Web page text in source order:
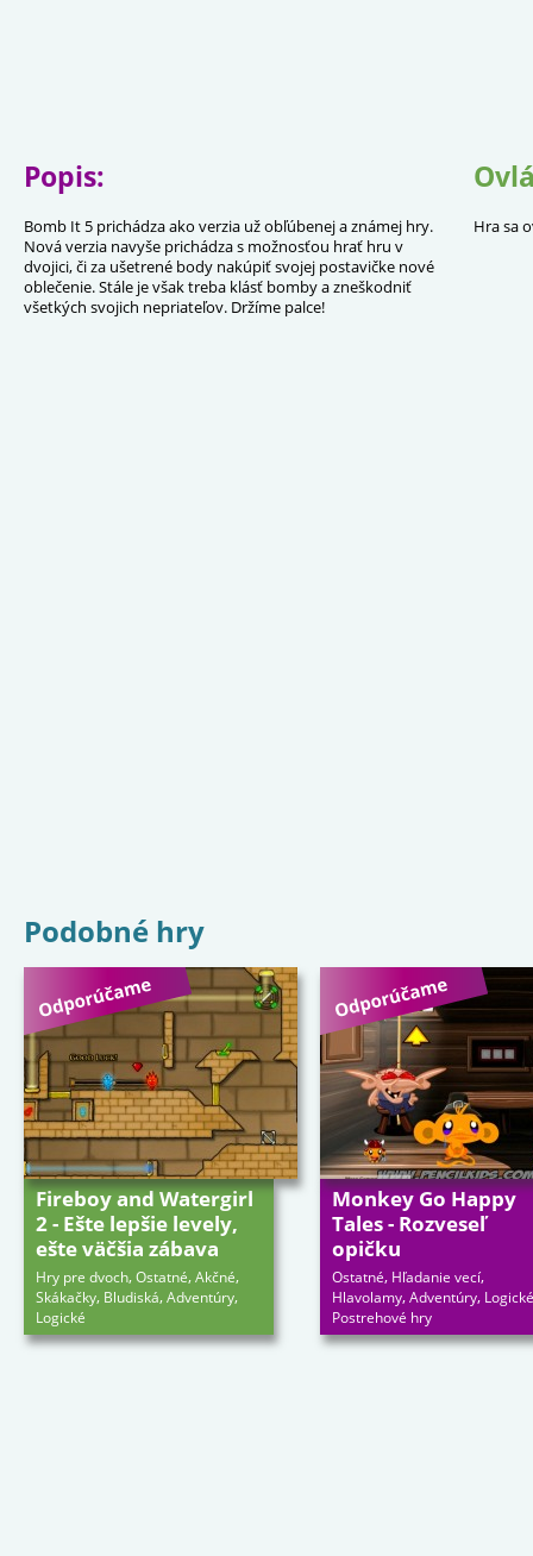
Popis:
Bomb It 5 prichádza ako verzia už obľúbenej a známej hry.
Nová verzia navyše prichádza s možnosťou hrať hru v
dvojici, či za ušetrené body nakúpiť svojej postavičke nové
oblečenie. Stále je však treba klásť bomby a zneškodniť
všetkých svojich nepriateľov. Držíme palce!
Hra sa
Podobné hry
Fireboy and Watergirl
2 - Ešte lepšie levely,
ešte väčšia zábava
Hry pre dvoch,Ostatné,Akčné,
Skákačky, Bludiská,Adventúry,
Logické
Monkey Go Happy
Tales - Rozveseľ
opičku
Ostatné, Hľadanie vecí,
Hlavolamy,Adventúry, Logické
Postrehové hry